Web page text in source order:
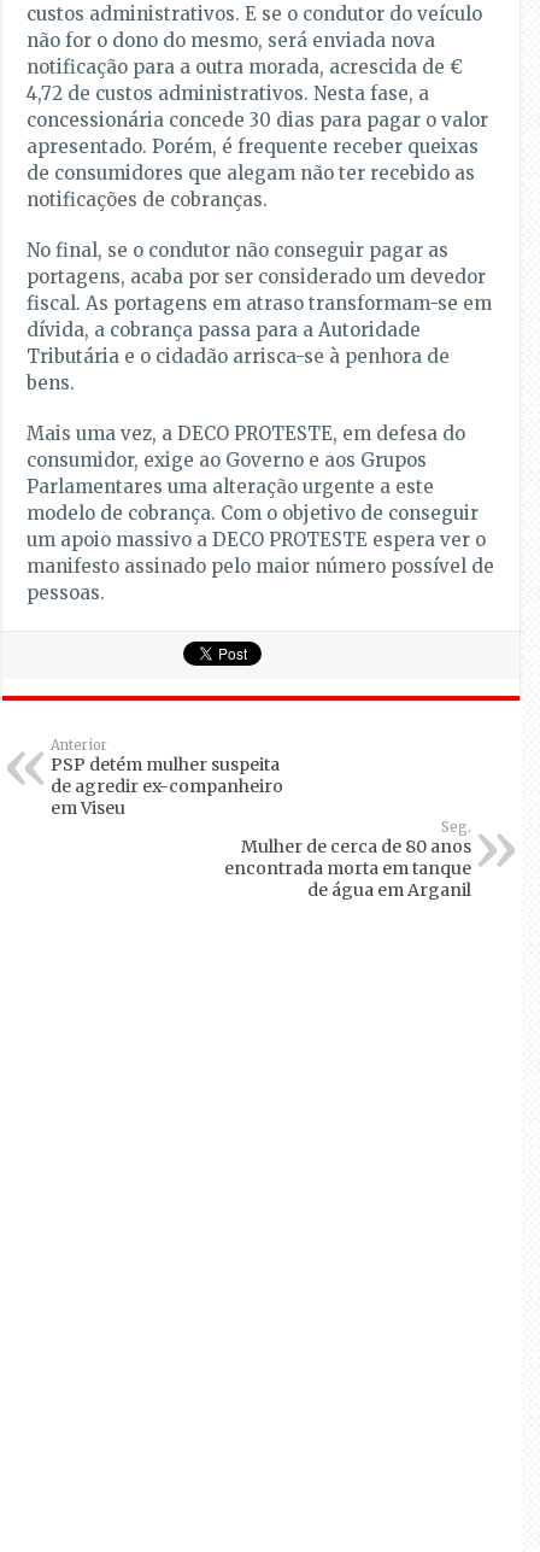
custos administrativos. E se o condutor do veículo
não for o dono do mesmo, será enviada nova
notificação para a outra morada, acrescida de €
4,72 de custos administrativos. Nesta fase, a
concessionária concede 30 dias para pagar o valor
apresentado. Porém, é frequente receber queixas
de consumidores que alegam não ter recebido as
notificações de cobranças.
No final, se o condutor não conseguir pagar as
portagens, acaba por ser considerado um devedor
fiscal. As portagens em atraso transformam-se em
dívida, a cobrança passa para a Autoridade
Tributária e o cidadão arrisca-se à penhora de
bens.
Mais uma vez, a DECO PROTESTE, em defesa do
consumidor, exige ao Governo e aos Grupos
Parlamentares uma alteração urgente a este
modelo de cobrança. Com o objetivo de conseguir
um apoio massivo a DECO PROTESTE espera ver o
manifesto assinado pelo maior número possível de
pessoas.
Anterior
PSP detém mulher suspeita
de agredir ex-companheiro
em Viseu
Seg.
Mulher de cerca de 80 anos
encontrada morta em tanque
de água em Arganil